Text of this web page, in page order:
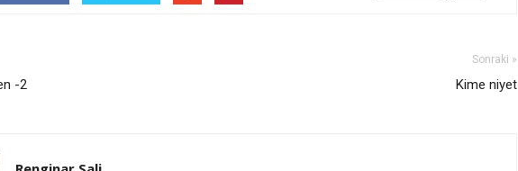
-2
Sonraki »
Kime niyet